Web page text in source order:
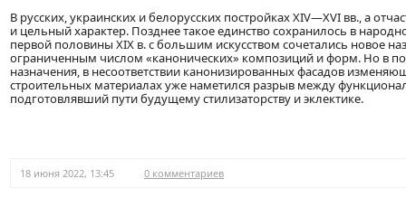
В русских, украинских и белорусских постройках XIV—XVI вв., а
и цельный характер. Позднее такое единство сохранилось в
первой половины XIX в. с большим искусством сочетались новое
ограниченным числом «канонических» композиций и форм. Но в
назначения, в несоответствии канонизированных фасадов
строительных материалах уже наметился разрыв между
подготовлявший пути будущему стилизаторству и эклектике.
18 июня 2022, 13:45 0 комментариев